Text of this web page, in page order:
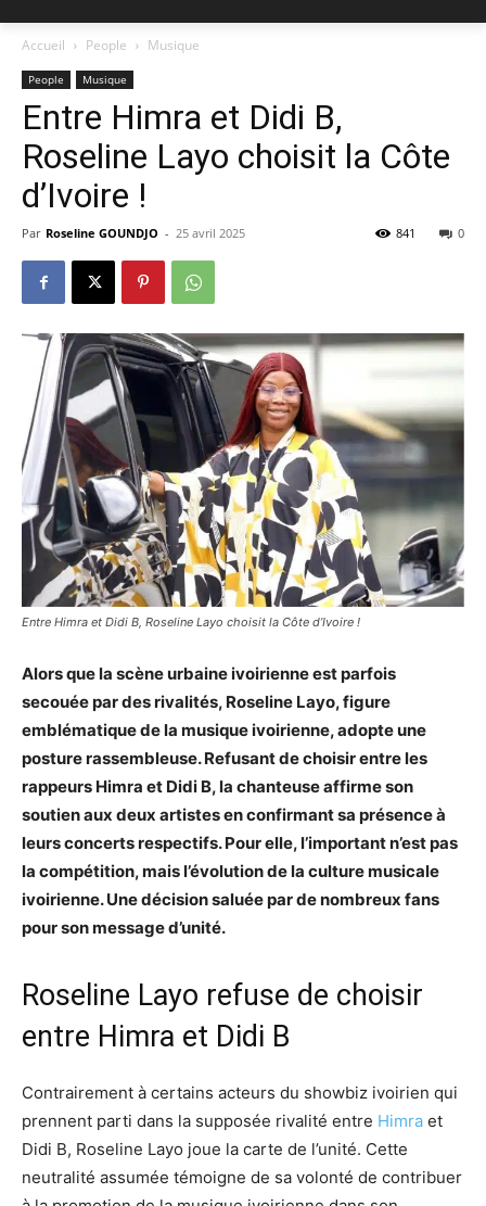
Accueil People Musique
People Musique
Entre Himra et Didi B,
Roseline Layo choisit la Côte
d’Ivoire !
Par Roseline GOUNDJO - 25 avril 2025 0
841
Entre Himra et Didi B, Roseline Layo choisit la Côte d’Ivoire !
Alors que la scène urbaine ivoirienne est parfois
secouée par des rivalités, Roseline Layo, figure
emblématique de la musique ivoirienne, adopte une
posture rassembleuse. Refusant de choisir entre les
rappeurs Himra et Didi B, la chanteuse affirme son
soutien aux deux artistes en confirmant sa présence à
leurs concerts respectifs. Pour elle, l’important n’est pas
la compétition, mais l’évolution de la culture musicale
ivoirienne. Une décision saluée par de nombreux fans
pour son message d’unité.
Roseline Layo refuse de choisir
entre Himra et Didi B
Contrairement à certains acteurs du showbiz ivoirien qui
prennent parti dans la supposée rivalité entre Himra et
Didi B, Roseline Layo joue la carte de l’unité. Cette
neutralité assumée témoigne de sa volonté de contribuer